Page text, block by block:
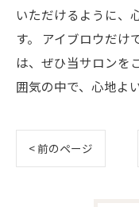
いただけるように、
す。 アイブロウだけ
は、ぜひ当サロンを
囲気の中で、心地よ
< 前のページ